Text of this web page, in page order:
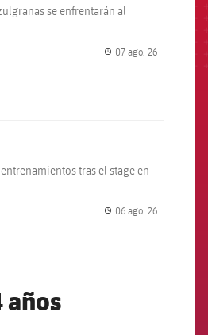
se enfrentarán al
07 ago. 26
tras el stage en
06 ago. 26
años